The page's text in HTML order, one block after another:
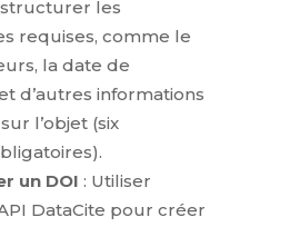
les
requises, comme le
la date de
d’autres informations
l’objet (six
un DOI : Utiliser
DataCite pour créer